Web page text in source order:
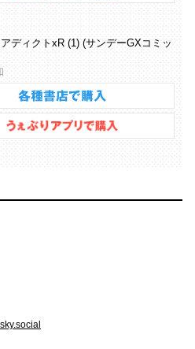
ディクトxR (1) (サンデーGXコミッ